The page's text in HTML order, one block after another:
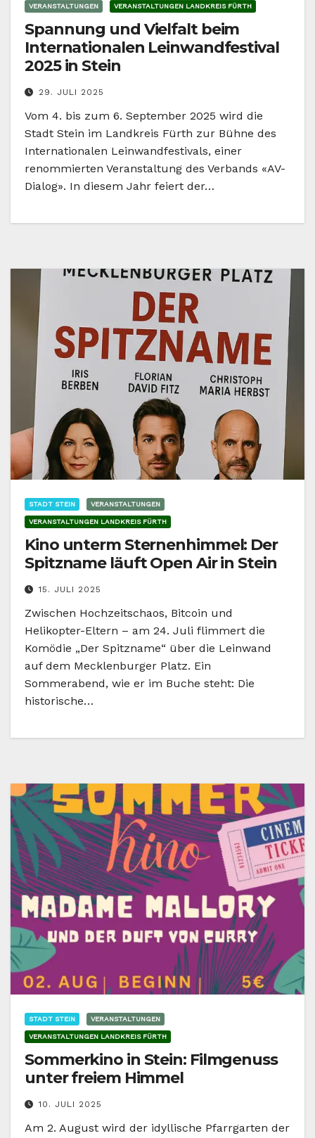
VERANSTALTUNGEN VERANSTALTUNGEN LANDKREIS FÜRTH
Spannung und Vielfalt beim
Internationalen Leinwandfestival
2025 in Stein
29. JULI 2025
Vom 4. bis zum 6. September 2025 wird die
Stadt Stein im Landkreis Fürth zur Bühne des
Internationalen Leinwandfestivals, einer
renommierten Veranstaltung des Verbands «AV-
Dialog». In diesem Jahr feiert der…
STADT STEIN VERANSTALTUNGEN
VERANSTALTUNGEN LANDKREIS FÜRTH
Kino unterm Sternenhimmel: Der
Spitzname läuft Open Air in Stein
15. JULI 2025
Zwischen Hochzeitschaos, Bitcoin und
Helikopter-Eltern – am 24. Juli flimmert die
Komödie „Der Spitzname“ über die Leinwand
auf dem Mecklenburger Platz. Ein
Sommerabend, wie er im Buche steht: Die
historische…
STADT STEIN VERANSTALTUNGEN
VERANSTALTUNGEN LANDKREIS FÜRTH
Sommerkino in Stein: Filmgenuss
unter freiem Himmel
10. JULI 2025
Am 2. August wird der idyllische Pfarrgarten der